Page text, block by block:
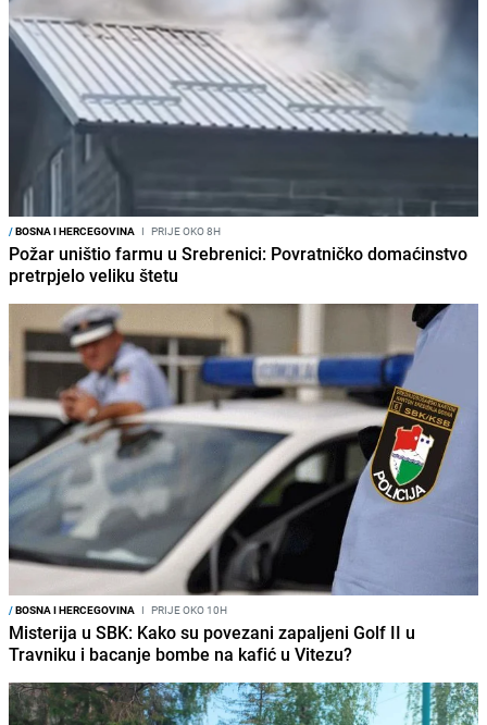
/BOSNA I HERCEGOVINA I PRIJE OKO 8H
Požar uništio farmu u Srebrenici: Povratničko domaćinstvo
pretrpjelo veliku štetu
/BOSNA I HERCEGOVINA I PRIJE OKO 10H
Misterija u SBK: Kako su povezani zapaljeni Golf II u
Travniku i bacanje bombe na kafić u Vitezu?